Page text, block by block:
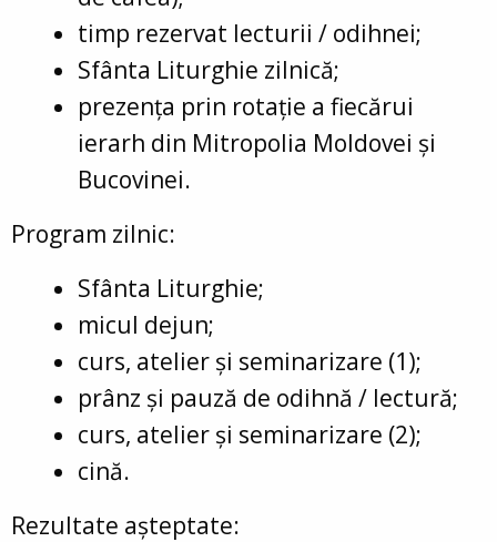
timp rezervat lecturii / odihnei;
Sfânta Liturghie zilnică;
prezența prin rotație a fiecărui
ierarh din Mitropolia Moldovei și
Bucovinei.
Program zilnic:
Sfânta Liturghie;
micul dejun;
curs, atelier și seminarizare (1);
prânz și pauză de odihnă / lectură;
curs, atelier și seminarizare (2);
cină.
Rezultate așteptate: